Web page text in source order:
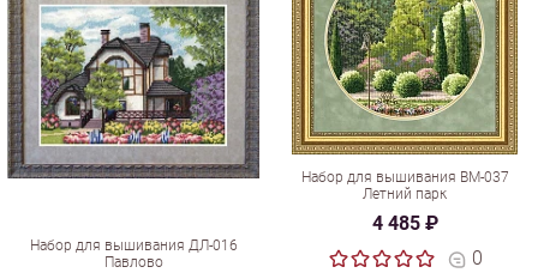
Набор для вышивания ДЛ-016
Павлово
Набор для вышивания ВМ-037
Летний парк
4 485 ₽
0